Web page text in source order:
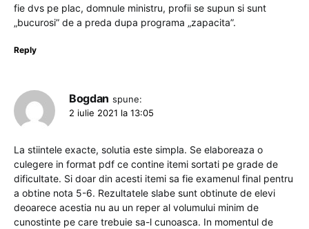
fie dvs pe plac, domnule ministru, profii se supun si sunt
„bucurosi” de a preda dupa programa „zapacita”.
Reply
Bogdan spune:
2 iulie 2021 la 13:05
La stiintele exacte, solutia este simpla. Se elaboreaza o
culegere in format pdf ce contine itemi sortati pe grade de
dificultate. Si doar din acesti itemi sa fie examenul final pentru
a obtine nota 5-6. Rezultatele slabe sunt obtinute de elevi
deoarece acestia nu au un reper al volumului minim de
cunostinte pe care trebuie sa-l cunoasca. In momentul de